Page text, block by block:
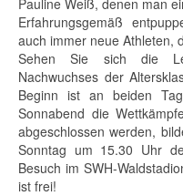
Pauline Weiß, denen man
Erfahrungsgemäß
auch immer neue Athleten,
Sehen Sie sich die
Nachwuchses der
Beginn ist an beiden
Sonnabend die
abgeschlossen werden,
Sonntag um 15.30 Uhr
Besuch im SWH-
ist frei!